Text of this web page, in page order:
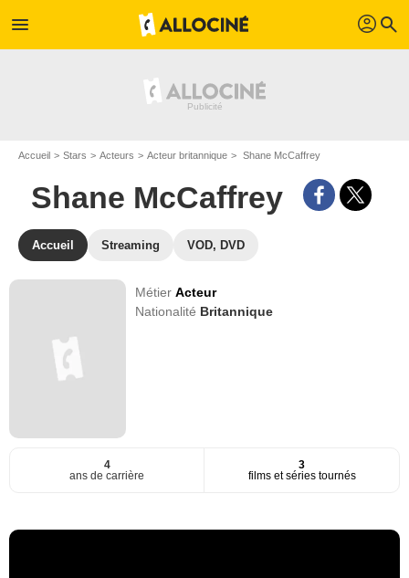
menu profil search
Accueil Stars Acteurs Acteur britannique Shane McCaffrey
Shane McCaffrey
Accueil Streaming VOD, DVD
MétierActeur
Nationalité Britannique
4
ans de carrière
3
films et séries tournés